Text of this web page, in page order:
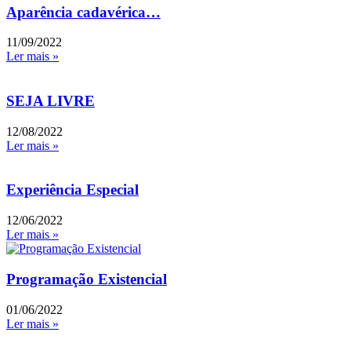
Aparência cadavérica…
11/09/2022
Ler mais »
SEJA LIVRE
12/08/2022
Ler mais »
Experiência Especial
12/06/2022
Ler mais »
Programação Existencial
01/06/2022
Ler mais »